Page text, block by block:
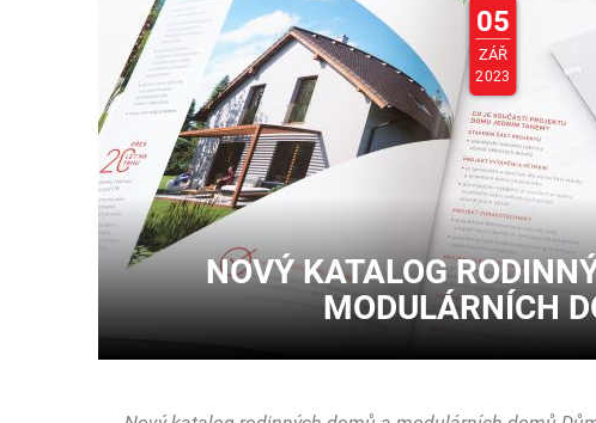
NOVÝ KATALOG
MODULÁRNÍCH
05
ZÁŘ
2023